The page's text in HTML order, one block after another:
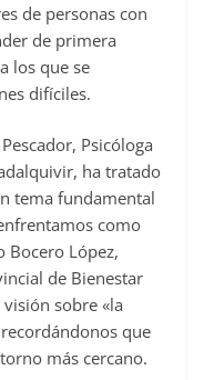
de personas con
de primera
los que se
difíciles.
Psicóloga
ha tratado
tema fundamental
como
Bocero López,
de Bienestar
sobre «la
que
más cercano.